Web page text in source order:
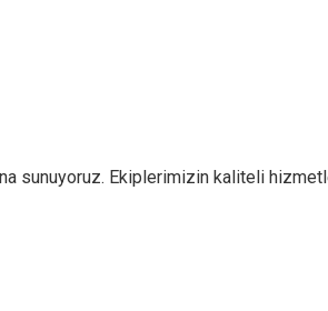
sunuyoruz. Ekiplerimizin kaliteli